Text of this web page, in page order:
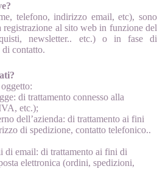
telefono, indirizzo email, etc), sono
al sito web in funzione del
newsletter.. etc.) o in fase di
contatto.
di trattamento connesso alla
etc.);
dell’azienda: di trattamento ai fini
di spedizione, contatto telefonico..
di email: di trattamento ai fini di
elettronica (ordini, spedizioni,